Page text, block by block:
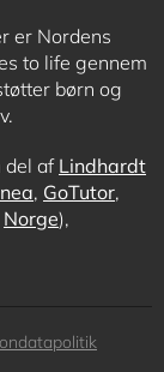
er Nordens
to life gennem
børn og
del af Lindhardt
, GoTutor,
Norge),